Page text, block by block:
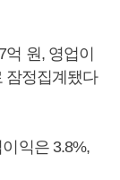
원, 영업이
잠정집계됐다
익은 3.8%,